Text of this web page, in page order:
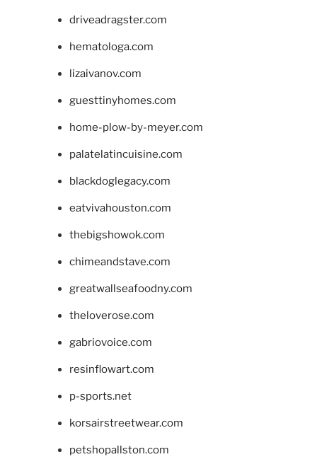
driveadragster.com
hematologa.com
lizaivanov.com
guesttinyhomes.com
home-plow-by-meyer.com
palatelatincuisine.com
blackdoglegacy.com
eatvivahouston.com
thebigshowok.com
chimeandstave.com
greatwallseafoodny.com
theloverose.com
gabriovoice.com
resinflowart.com
p-sports.net
korsairstreetwear.com
petshopallston.com